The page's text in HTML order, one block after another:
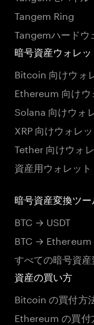
Tangem Ring
Tangemハードウ
暗号資産ウォレッ
Bitcoin 向けウォ
Ethereum 向けウ
Solana 向けウォ
XRP 向けウォレッ
Tether 向けウォ
資産用ウォレット
暗号資産変換ツー
BTC → USDT
BTC → Ethereum
すべての暗号資
資産の買い方
Bitcoin の買付方
Ethereum の買付